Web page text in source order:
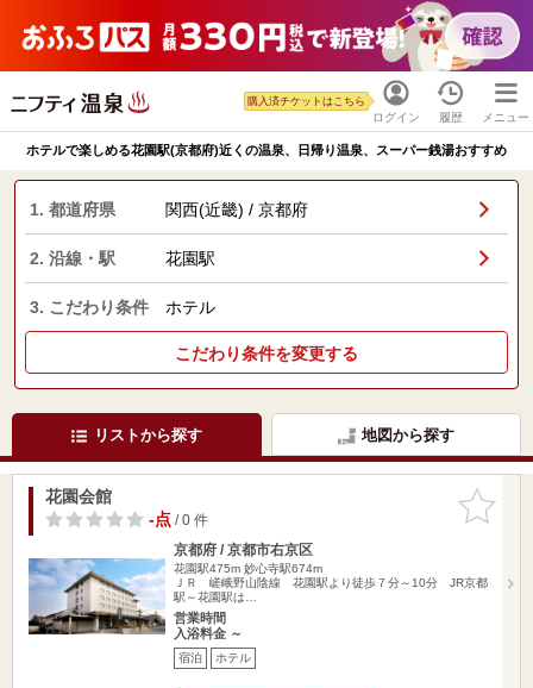
ログイン
購入済チケットはこちら
履歴 メニュー
ホテルで楽しめる花園駅(京都府)近くの温泉、日帰り温泉、スーパー銭湯おすすめ
1. 都道府県 関西(近畿) / 京都府
2. 沿線・駅 花園駅
3. こだわり条件 ホテル
こだわり条件を変更する
リストから探す 地図から探す
お気に入
りに追加
花園会館
-点/ 0 件
京都府 / 京都市右京区
花園駅475m 妙心寺駅674m
ＪＲ 嵯峨野山陰線 花園駅より徒歩７分～10分 JR京都
駅～花園駅は…
営業時間
入浴料金 ～
宿泊 ホテル